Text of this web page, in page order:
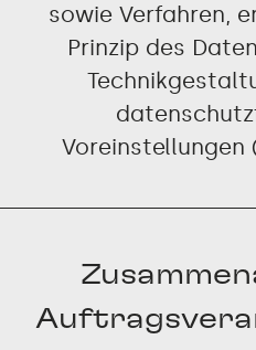
sowie Verfahren,
Prinzip des
Voreinstellungen